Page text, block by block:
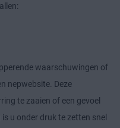
waarschuwingen of
nepwebsite. Deze
te zaaien of een gevoel
u onder druk te zetten snel